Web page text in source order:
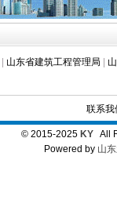
| 山东省建筑工程管理局 |
联系我
© 2015-2025 KY All
Powered by 山